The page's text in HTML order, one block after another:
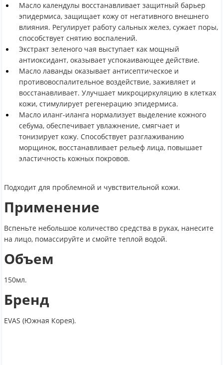
Масло календулы восстанавливает защитный барьер
эпидермиса, защищает кожу от негативного внешнего
влияния. Регулирует работу сальных желез, сужает поры,
способствует снятию воспалений.
Экстракт зеленого чая выступает как мощный
антиоксидант, оказывает успокаивающее действие.
Масло лаванды оказывает антисептическое и
противовоспалительное воздействие, заживляет и
восстанавливает. Улучшает микроциркуляцию в клетках
кожи, стимулирует регенерацию эпидермиса.
Масло иланг-иланга нормализует выделение кожного
себума, обеспечивает увлажнение, смягчает и
тонизирует кожу. Способствует разглаживанию
морщинок, восстанавливает рельеф лица, повышает
эластичность кожных покровов.
Подходит для проблемной и чувствительной кожи.
Применение
Вспеньте небольшое количество средства в руках, нанесите
на лицо, помассируйте и смойте теплой водой.
Объем
150мл.
Бренд
EVAS (Южная Корея).